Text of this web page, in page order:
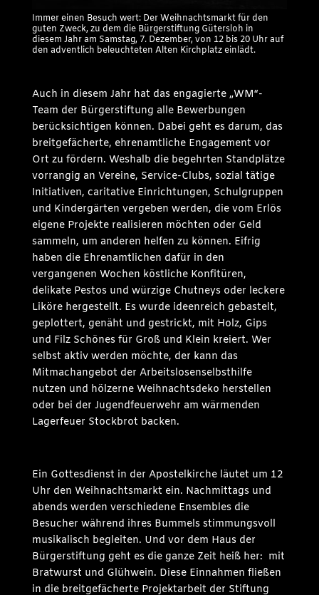
Immer einen Besuch wert: Der Weihnachtsmarkt für den
guten Zweck, zu dem die Bürgerstiftung Gütersloh in
diesem Jahr am Samstag, 7. Dezember, von 12 bis 20 Uhr auf
den adventlich beleuchteten Alten Kirchplatz einlädt.
Auch in diesem Jahr hat das engagierte „WM“-
Team der Bürgerstiftung alle Bewerbungen
berücksichtigen können. Dabei geht es darum, das
breitgefächerte, ehrenamtliche Engagement vor
Ort zu fördern. Weshalb die begehrten Standplätze
vorrangig an Vereine, Service-Clubs, sozial tätige
Initiativen, caritative Einrichtungen, Schulgruppen
und Kindergärten vergeben werden, die vom Erlös
eigene Projekte realisieren möchten oder Geld
sammeln, um anderen helfen zu können. Eifrig
haben die Ehrenamtlichen dafür in den
vergangenen Wochen köstliche Konfitüren,
delikate Pestos und würzige Chutneys oder leckere
Liköre hergestellt. Es wurde ideenreich gebastelt,
geplottert, genäht und gestrickt, mit Holz, Gips
und Filz Schönes für Groß und Klein kreiert. Wer
selbst aktiv werden möchte, der kann das
Mitmachangebot der Arbeitslosenselbsthilfe
nutzen und hölzerne Weihnachtsdeko herstellen
oder bei der Jugendfeuerwehr am wärmenden
Lagerfeuer Stockbrot backen.
Ein Gottesdienst in der Apostelkirche läutet um 12
Uhr den Weihnachtsmarkt ein. Nachmittags und
abends werden verschiedene Ensembles die
Besucher während ihres Bummels stimmungsvoll
musikalisch begleiten. Und vor dem Haus der
Bürgerstiftung geht es die ganze Zeit heiß her: mit
Bratwurst und Glühwein. Diese Einnahmen fließen
in die breitgefächerte Projektarbeit der Stiftung